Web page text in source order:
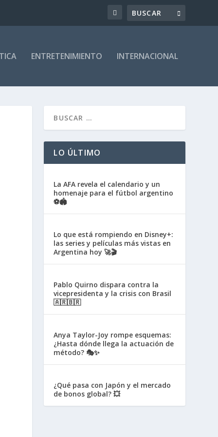
ENTRETENIMIENTO INTERNACIONAL
LO ÚLTIMO
La AFA revela el calendario y un
homenaje para el fútbol argentino
⚽🏟️
Lo que está rompiendo en Disney+:
las series y películas más vistas en
Argentina hoy 🚀🎬
Pablo Quirno dispara contra la
vicepresidenta y la crisis con Brasil
🇦🇷🇧🇷
Anya Taylor-Joy rompe esquemas:
¿Hasta dónde llega la actuación de
método? 🎭✨
¿Qué pasa con Japón y el mercado
de bonos global? 💥